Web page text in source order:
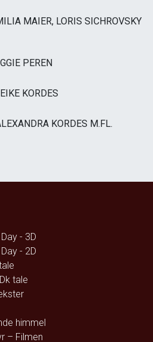
MAIER, LORIS SICHROVSKY
PEREN
KORDES
KORDES M.FL.
- 3D
- 2D
tale
himmel
– Filmen